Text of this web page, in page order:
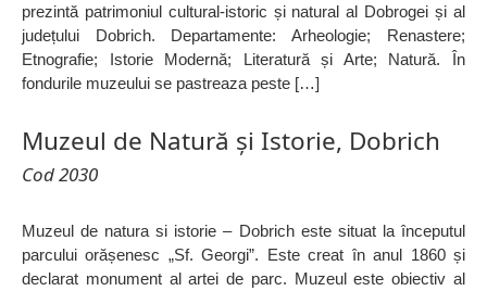
prezintă patrimoniul cultural-istoric și natural al Dobrogei și al
județului Dobrich. Departamente: Arheologie; Renastere;
Etnografie; Istorie Modernă; Literatură și Arte; Natură. În
fondurile muzeului se pastreaza peste […]
Muzeul de Natură şi Istorie, Dobrich
Cod 2030
Muzeul de natura si istorie – Dobrich este situat la începutul
parcului orășenesc „Sf. Georgi”. Este creat în anul 1860 și
declarat monument al artei de parc. Muzeul este obiectiv al